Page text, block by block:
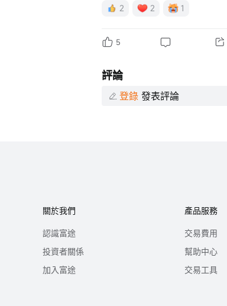
2 2 1
5
評論
登錄 發表評論
關於我們
認識富途
投資者關係
加入富途
產品服務
交易費用
幫助中心
交易工具